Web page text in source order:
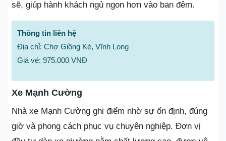
sẽ, giúp hành khách ngủ ngon hơn vào ban đêm.
Thông tin liên hệ
Địa chỉ: Chợ Giồng Ké, Vĩnh Long
Giá vé: 975.000 VNĐ
Xe Mạnh Cường
Nhà xe Mạnh Cường ghi điểm nhờ sự ổn định, đúng
giờ và phong cách phục vụ chuyên nghiệp. Đơn vị